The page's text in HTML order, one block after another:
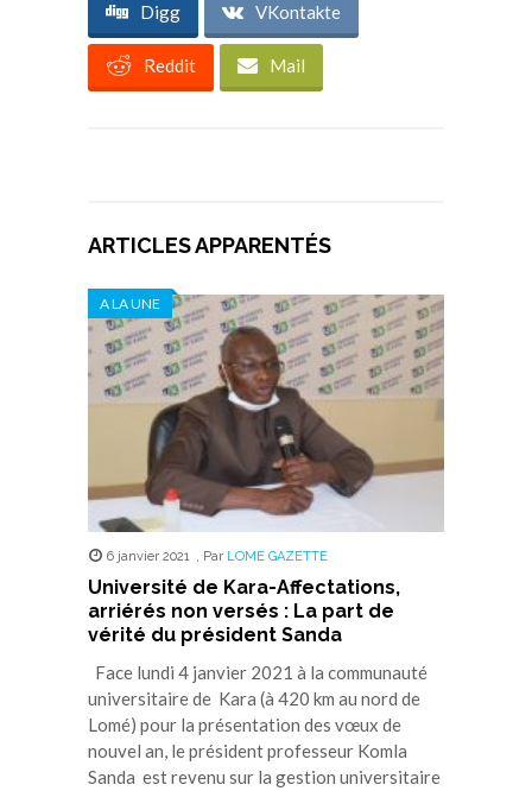
Digg VKontakte
Reddit Mail
ARTICLES APPARENTÉS
A LA UNE
6 janvier 2021 , Par LOME GAZETTE
Université de Kara-Affectations,
arriérés non versés : La part de
vérité du président Sanda
Face lundi 4 janvier 2021 à la communauté
universitaire de Kara (à 420 km au nord de
Lomé) pour la présentation des vœux de
nouvel an, le président professeur Komla
Sanda est revenu sur la gestion universitaire